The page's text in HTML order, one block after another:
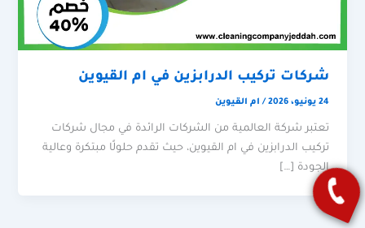
شركات تركيب الدرابزين في ام القيوين
24 يونيو، 2026 / ام القيوين
تعتبر شركة العالمية من الشركات الرائدة في مجال شركات
تركيب الدرابزين في ام القيوين، حيث تقدم حلولًا مبتكرة وعالية
الجودة […]